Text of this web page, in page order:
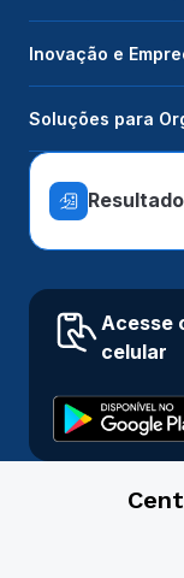
Inovação e
Soluções para
Acesse
celular